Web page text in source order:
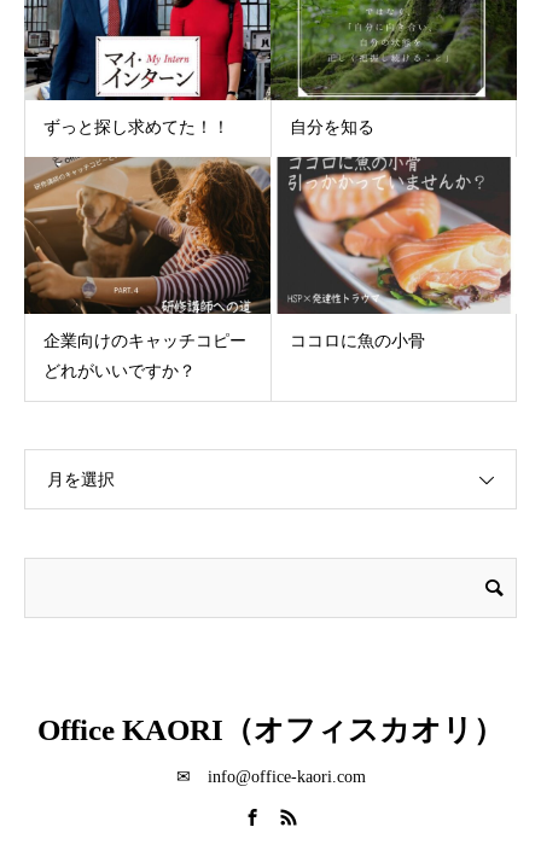
ずっと探し求めてた！！ 自分を知る
企業向けのキャッチコピー
どれがいいですか？
ココロに魚の小骨
月を選択
Office KAORI（オフィスカオリ）
✉ info@office-kaori.com